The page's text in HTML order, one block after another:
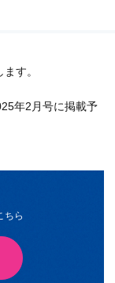
す。
年2月号に掲載予
ちら